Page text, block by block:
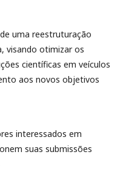
uma reestruturação
visando otimizar os
científicas em veículos
aos novos objetivos
interessados em
suas submissões